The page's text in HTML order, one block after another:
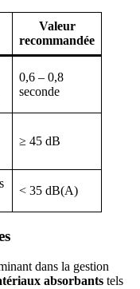
Valeur
recommandée
0,6 – 0,8
seconde
≥ 45 dB
< 35 dB(A)
dans la gestion
absorbants tels